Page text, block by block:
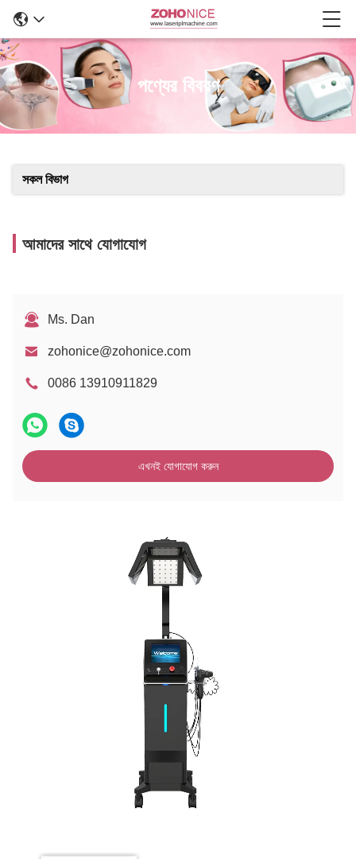
পণ্যের বিবরণ
সকল বিভাগ
আমাদের সাথে যোগাযোগ
Ms. Dan
zohonice@zohonice.com
0086 13910911829
এখনই যোগাযোগ করুন